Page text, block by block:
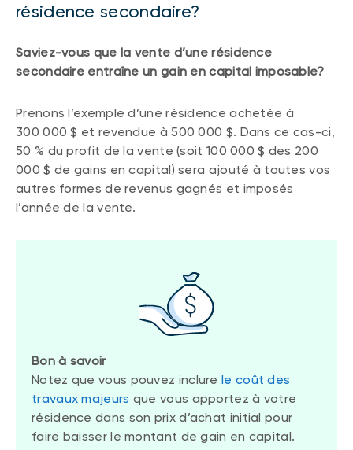
résidence secondaire?
Saviez-vous que la vente d’une résidence
secondaire entraîne un gain en capital imposable?
Prenons l’exemple d’une résidence achetée à
300 000 $ et revendue à 500 000 $. Dans ce cas-ci,
50 % du profit de la vente (soit 100 000 $ des 200
000 $ de gains en capital) sera ajouté à toutes vos
autres formes de revenus gagnés et imposés
l’année de la vente.
Bon à savoir
Notez que vous pouvez inclure le coût des
travaux majeurs que vous apportez à votre
résidence dans son prix d’achat initial pour
faire baisser le montant de gain en capital.